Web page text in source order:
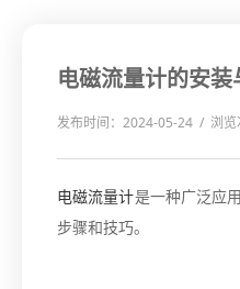
电磁流量计的安
发布时间：2024-05-24 / 浏览
电磁流量计是一种广泛应
步骤和技巧。